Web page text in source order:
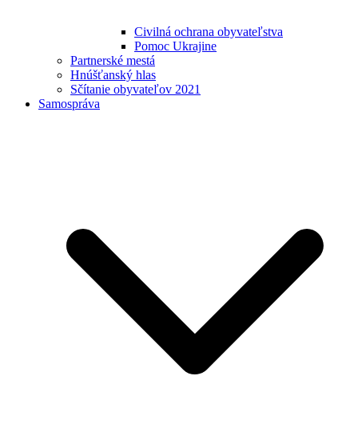
Civilná ochrana obyvateľstva
Pomoc Ukrajine
Partnerské mestá
Hnúšťanský hlas
Sčítanie obyvateľov 2021
Samospráva